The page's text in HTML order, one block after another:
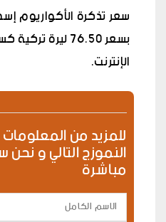
سعر تذكرة الأكواريوم
بسعر 76.50 ليرة
الإنترنت.
للمزيد من
النموزج التالي و
مباشرة